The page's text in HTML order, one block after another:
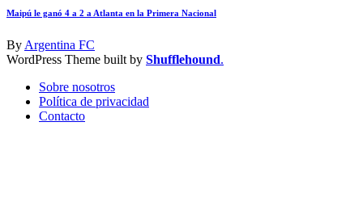
Maipú le ganó 4 a 2 a Atlanta en la Primera Nacional
By Argentina FC
WordPress Theme built by Shufflehound.
Sobre nosotros
Política de privacidad
Contacto